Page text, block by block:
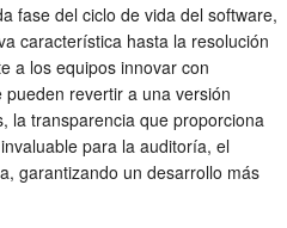
fase del ciclo de vida del software,
característica hasta la resolución
a los equipos innovar con
revertir a una versión
la transparencia que proporciona
para la auditoría, el
garantizando un desarrollo más